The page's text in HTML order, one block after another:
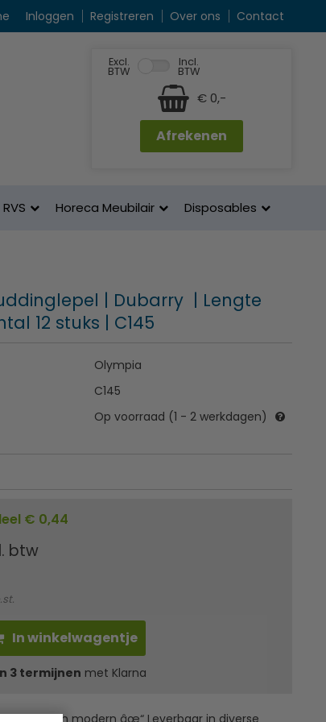
Inloggen Registreren Over ons Contact
Excl.
BTW
Incl.
BTW
€ 0,-
Afrekenen
RVS Horeca Meubilair Disposables
| Dubarry | Lengte
12 stuks | C145
Olympia
C145
Op voorraad (1 - 2 werkdagen)
€ 0,44
btw
In winkelwagentje
3 termijnen met Klarna
Klassiek en modern âœ“ Leverbaar in diverse